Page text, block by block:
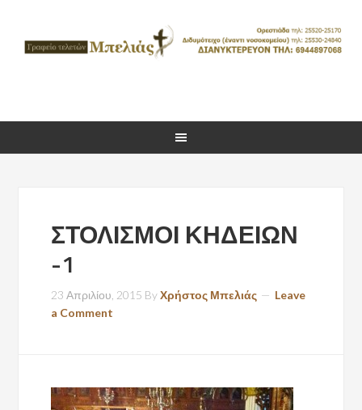
ΣΤΟΛΙΣΜΟΙ ΚΗΔΕΙΩΝ
-1
23 Απριλίου, 2015 ByΧρήστος Μπελιάς
Leave
a Comment